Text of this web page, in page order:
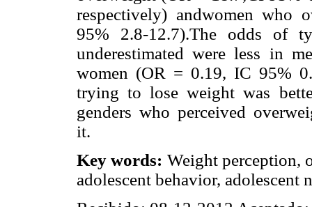
respectively) andwomen who
95% 2.8-12.7).The odds of
underestimated were less in
women (OR = 0.19, IC 95%
trying to lose weight was
genders who perceived
it.
Key words: Weight perception,
adolescent behavior,